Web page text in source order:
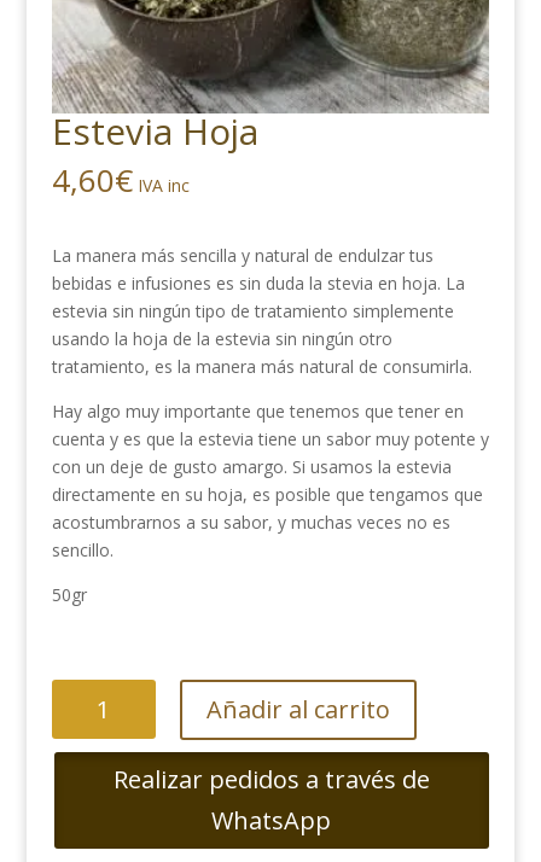
Estevia Hoja
4,60€ IVA inc
La manera más sencilla y natural de endulzar tus
bebidas e infusiones es sin duda la stevia en hoja. La
estevia sin ningún tipo de tratamiento simplemente
usando la hoja de la estevia sin ningún otro
tratamiento, es la manera más natural de consumirla.
Hay algo muy importante que tenemos que tener en
cuenta y es que la estevia tiene un sabor muy potente y
con un deje de gusto amargo. Si usamos la estevia
directamente en su hoja, es posible que tengamos que
acostumbrarnos a su sabor, y muchas veces no es
sencillo.
50gr
cantidad
Añadir al carrito
Realizar pedidos a través de
WhatsApp